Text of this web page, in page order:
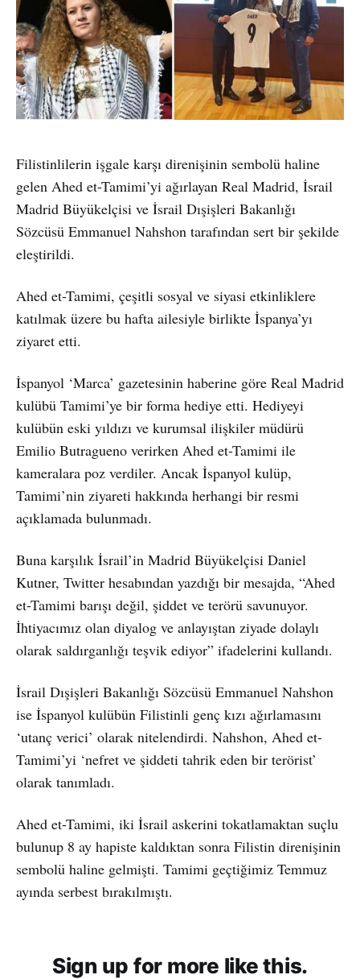
Filistinlilerin işgale karşı direnişinin sembolü haline
gelen Ahed et-Tamimi’yi ağırlayan Real Madrid, İsrail
Madrid Büyükelçisi ve İsrail Dışişleri Bakanlığı
Sözcüsü Emmanuel Nahshon tarafından sert bir şekilde
eleştirildi.
Ahed et-Tamimi, çeşitli sosyal ve siyasi etkinliklere
katılmak üzere bu hafta ailesiyle birlikte İspanya’yı
ziyaret etti.
İspanyol ‘Marca’ gazetesinin haberine göre Real Madrid
kulübü Tamimi’ye bir forma hediye etti. Hediyeyi
kulübün eski yıldızı ve kurumsal ilişkiler müdürü
Emilio Butragueno verirken Ahed et-Tamimi ile
kameralara poz verdiler. Ancak İspanyol kulüp,
Tamimi’nin ziyareti hakkında herhangi bir resmi
açıklamada bulunmadı.
Buna karşılık İsrail’in Madrid Büyükelçisi Daniel
Kutner, Twitter hesabından yazdığı bir mesajda, “Ahed
et-Tamimi barışı değil, şiddet ve terörü savunuyor.
İhtiyacımız olan diyalog ve anlayıştan ziyade dolaylı
olarak saldırganlığı teşvik ediyor” ifadelerini kullandı.
İsrail Dışişleri Bakanlığı Sözcüsü Emmanuel Nahshon
ise İspanyol kulübün Filistinli genç kızı ağırlamasını
‘utanç verici’ olarak nitelendirdi. Nahshon, Ahed et-
Tamimi’yi ‘nefret ve şiddeti tahrik eden bir terörist’
olarak tanımladı.
Ahed et-Tamimi, iki İsrail askerini tokatlamaktan suçlu
bulunup 8 ay hapiste kaldıktan sonra Filistin direnişinin
sembolü haline gelmişti. Tamimi geçtiğimiz Temmuz
ayında serbest bırakılmıştı.
Sign up for more like this.